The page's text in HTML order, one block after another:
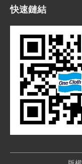
快速鏈結